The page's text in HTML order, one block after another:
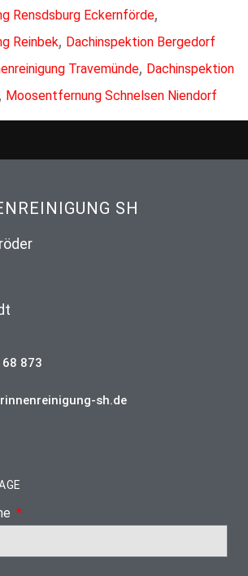
Rensdsburg Eckernförde,
Reinbek, Dachinspektion Bergedorf
Travemünde, Dachinspektion
, Moosentfernung Schnelsen Niendorf
SH
873
sh.de